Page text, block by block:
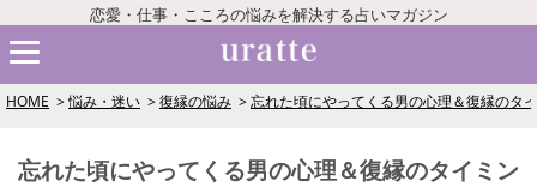
恋愛・仕事・こころの悩みを解決する占いマガジン
HOME 悩み・迷い 復縁の悩み 忘れた頃にやってくる男の心理＆復縁のタ
忘れた頃にやってくる男の心理＆復縁のタイミン